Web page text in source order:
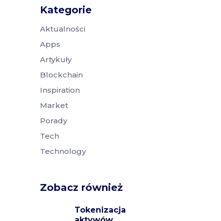
Kategorie
Aktualności
Apps
Artykuły
Blockchain
Inspiration
Market
Porady
Tech
Technology
Zobacz również
Tokenizacja